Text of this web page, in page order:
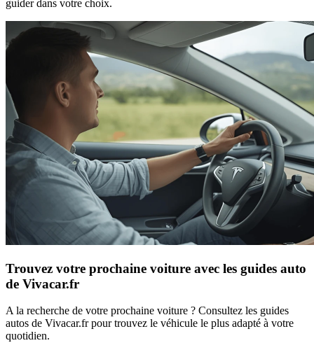
guider dans votre choix.
Trouvez votre prochaine voiture avec les guides auto
de Vivacar.fr
A la recherche de votre prochaine voiture ? Consultez les guides
autos de Vivacar.fr pour trouvez le véhicule le plus adapté à votre
quotidien.